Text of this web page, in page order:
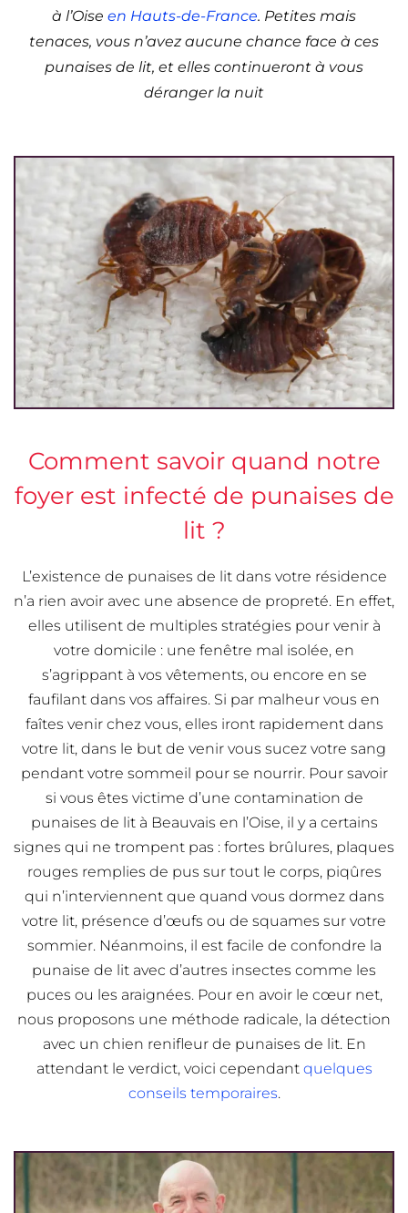
à l’Oise en Hauts-de-France. Petites mais
tenaces, vous n’avez aucune chance face à ces
punaises de lit, et elles continueront à vous
déranger la nuit
Comment savoir quand notre
foyer est infecté de punaises de
lit ?
L’existence de punaises de lit dans votre résidence
n’a rien avoir avec une absence de propreté. En effet,
elles utilisent de multiples stratégies pour venir à
votre domicile : une fenêtre mal isolée, en
s’agrippant à vos vêtements, ou encore en se
faufilant dans vos affaires. Si par malheur vous en
faîtes venir chez vous, elles iront rapidement dans
votre lit, dans le but de venir vous sucez votre sang
pendant votre sommeil pour se nourrir. Pour savoir
si vous êtes victime d’une contamination de
punaises de lit à Beauvais en l’Oise, il y a certains
signes qui ne trompent pas : fortes brûlures, plaques
rouges remplies de pus sur tout le corps, piqûres
qui n’interviennent que quand vous dormez dans
votre lit, présence d’œufs ou de squames sur votre
sommier. Néanmoins, il est facile de confondre la
punaise de lit avec d’autres insectes comme les
puces ou les araignées. Pour en avoir le cœur net,
nous proposons une méthode radicale, la détection
avec un chien renifleur de punaises de lit. En
attendant le verdict, voici cependant quelques
conseils temporaires.